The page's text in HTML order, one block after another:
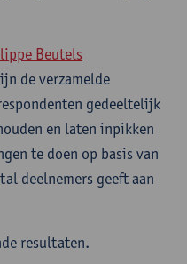
Beutels
de verzamelde
gedeeltelijk
en laten inpikken
te doen op basis van
deelnemers geeft aan
resultaten.